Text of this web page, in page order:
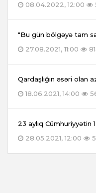
08.04.2022, 12:00
"Bu gün bölgəyə tam
27.08.2021, 11:00
Qardaşlığın əsəri olan
18.06.2021, 14:00
23 aylıq Cümhuriyyətin
28.05.2021, 12:00